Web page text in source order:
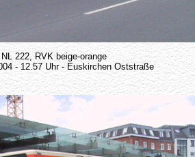
222, RVK beige-orange
- 12.57 Uhr - Euskirchen Oststraße